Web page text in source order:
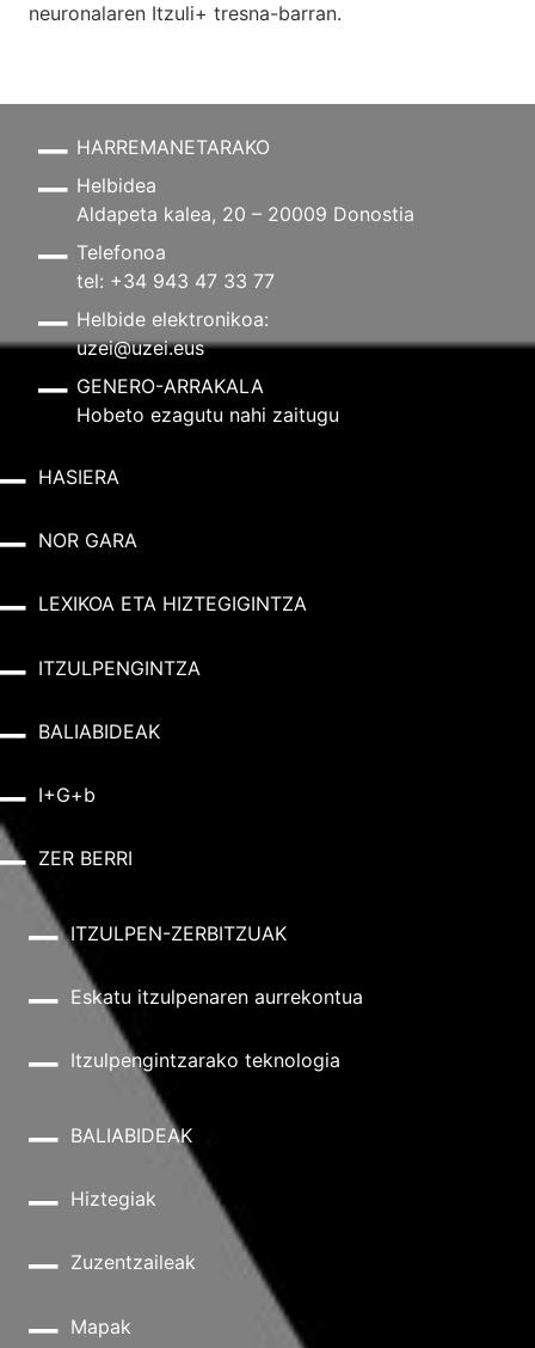
neuronalaren Itzuli+ tresna-barran.
HARREMANETARAKO
Helbidea
Aldapeta kalea, 20 – 20009 Donostia
Telefonoa
tel: +34 943 47 33 77
Helbide elektronikoa:
uzei@uzei.eus
GENERO-ARRAKALA
Hobeto ezagutu nahi zaitugu
HASIERA
NOR GARA
LEXIKOA ETA HIZTEGIGINTZA
ITZULPENGINTZA
BALIABIDEAK
I+G+b
ZER BERRI
ITZULPEN-ZERBITZUAK
Eskatu itzulpenaren aurrekontua
Itzulpengintzarako teknologia
BALIABIDEAK
Hiztegiak
Zuzentzaileak
Mapak